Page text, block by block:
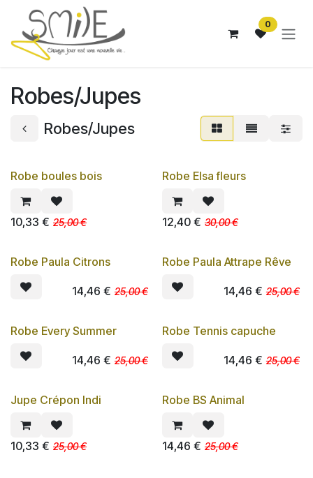
Se rendre au contenu
0
Robes/Jupes
Robes/Jupes
PROMO
Robe boules bois
10,33 € 25,00€
PROMO
Robe Elsa fleurs
12,40€ 30,00€
PROMO
Robe Paula Citrons
14,46 € 25,00€ PROMO
Robe Paula Attrape Rêve
14,46 € 25,00€
PROMO
Robe Every Summer
14,46 € 25,00€ PROMO
Robe Tennis capuche
14,46 € 25,00€
PROMO
Jupe Crépon Indi
10,33 € 25,00€
PROMO
Robe BS Animal
14,46 € 25,00€